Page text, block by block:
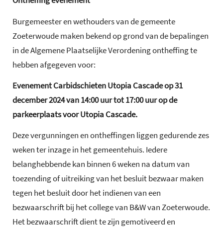
Burgemeester en wethouders van de gemeente
Zoeterwoude maken bekend op grond van de bepalingen
in de Algemene Plaatselijke Verordening ontheffing te
hebben afgegeven voor:
Evenement Carbidschieten Utopia Cascade op 31
december 2024 van 14:00 uur tot 17:00 uur op de
parkeerplaats voor Utopia Cascade.
Deze vergunningen en ontheffingen liggen gedurende zes
weken ter inzage in het gemeentehuis. Iedere
belanghebbende kan binnen 6 weken na datum van
toezending of uitreiking van het besluit bezwaar maken
tegen het besluit door het indienen van een
bezwaarschrift bij het college van B&W van Zoeterwoude.
Het bezwaarschrift dient te zijn gemotiveerd en